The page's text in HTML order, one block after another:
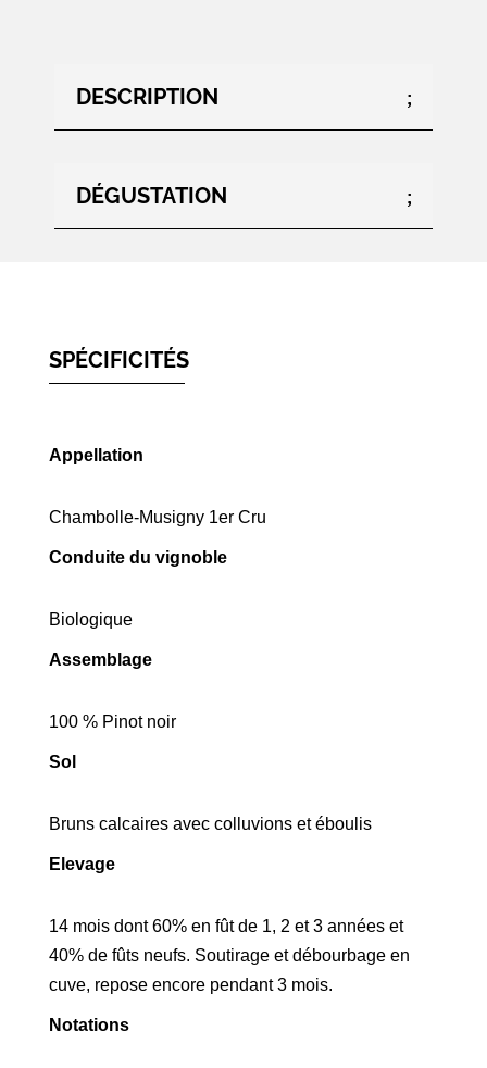
DESCRIPTION
DÉGUSTATION
SPÉCIFICITÉS
Appellation
Chambolle-Musigny 1er Cru
Conduite du vignoble
Biologique
Assemblage
100 % Pinot noir
Sol
Bruns calcaires avec colluvions et éboulis
Elevage
14 mois dont 60% en fût de 1, 2 et 3 années et
40% de fûts neufs. Soutirage et débourbage en
cuve, repose encore pendant 3 mois.
Notations